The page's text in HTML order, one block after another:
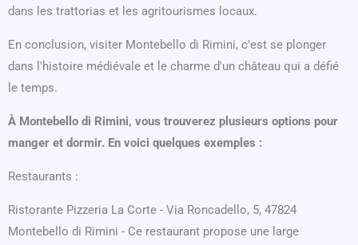
dans les trattorias et les agritourismes locaux.
En conclusion, visiter Montebello di Rimini, c'est se plonger
dans l'histoire médiévale et le charme d'un château qui a défié
le temps.
À Montebello di Rimini, vous trouverez plusieurs options pour
manger et dormir. En voici quelques exemples :
Restaurants :
Ristorante Pizzeria La Corte - Via Roncadello, 5, 47824
Montebello di Rimini - Ce restaurant propose une large